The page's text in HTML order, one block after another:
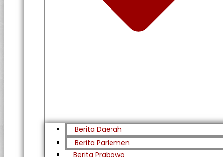
Berita Daerah
Berita Parlemen
Berita Prabowo